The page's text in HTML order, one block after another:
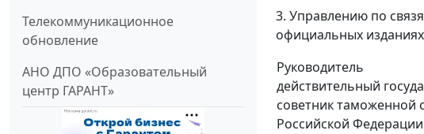
Телекоммуникационное
обновление
АНО ДПО «Образовательный
центр ГАРАНТ»
3. Управлению по
официальных
Руководитель
действительный
советник таможенной
Российской Федерации